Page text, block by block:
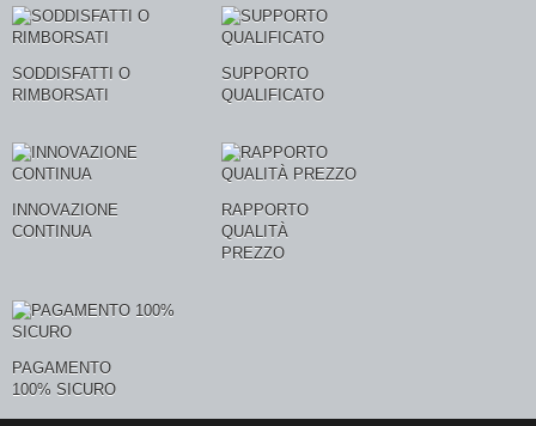
SODDISFATTI O
RIMBORSATI
SUPPORTO
QUALIFICATO
INNOVAZIONE
CONTINUA
RAPPORTO
QUALITÀ
PREZZO
PAGAMENTO
100% SICURO